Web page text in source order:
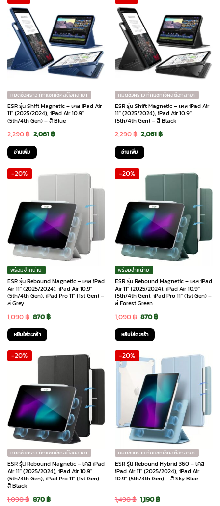
หมดชั่วคราว ทักแชทเช็คสต๊อกสาขา
ESR รุ่น Shift Magnetic – เคส iPad Air
11″ (2025/2024), iPad Air 10.9″
(5th/4th Gen) – สี Blue
2,290฿ Original
price
was:
2,290 ฿.
2,061฿Current
2,061 ฿.
อ่านเพิ่ม
หมดชั่วคราว ทักแชทเช็คสต๊อกสาขา
ESR รุ่น Shift Magnetic – เคส iPad Air
11″ (2025/2024), iPad Air 10.9″
(5th/4th Gen) – สี Black
2,290฿ Original
price
was:
2,290 ฿.
2,061฿Current
2,061 ฿.
อ่านเพิ่ม
-20%
พร้อมจำหน่าย
ESR รุ่น Rebound Magnetic – เคส iPad
Air 11″ (2025/2024), iPad Air 10.9″
(5th/4th Gen), iPad Pro 11″ (1st Gen) –
สี Grey
1,090฿ Original
price
was:
1,090 ฿.
870฿Current
870 ฿.
หยิบใส่ตะกร้า
-20%
พร้อมจำหน่าย
ESR รุ่น Rebound Magnetic – เคส iPad
Air 11″ (2025/2024), iPad Air 10.9″
(5th/4th Gen), iPad Pro 11″ (1st Gen) –
สี Forest Green
1,090฿ Original
price
was:
1,090 ฿.
870฿Current
870 ฿.
หยิบใส่ตะกร้า
-20%
หมดชั่วคราว ทักแชทเช็คสต๊อกสาขา
ESR รุ่น Rebound Magnetic – เคส iPad
Air 11″ (2025/2024), iPad Air 10.9″
(5th/4th Gen), iPad Pro 11″ (1st Gen) –
สี Black
1,090฿ Original
870฿Current
-20%
หมดชั่วคราว ทักแชทเช็คสต๊อกสาขา
ESR รุ่น Rebound Hybrid 360 – เคส
iPad Air 11″ (2025/2024), iPad Air
10.9″ (5th/4th Gen) – สี Sky Blue
1,490฿ Original
1,190฿Current